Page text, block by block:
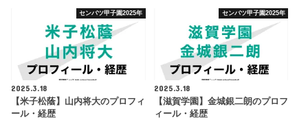
センバツ甲子園2025年
2025.3.18
【米子松蔭】山内将大のプロフィ
ール・経歴
センバツ甲子園2025年
2025.3.18
【滋賀学園】金城銀二朗のプロフ
ィール・経歴